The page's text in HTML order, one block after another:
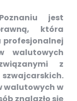
jest
która
profesjonalnej
walutowych
z
walutowych w